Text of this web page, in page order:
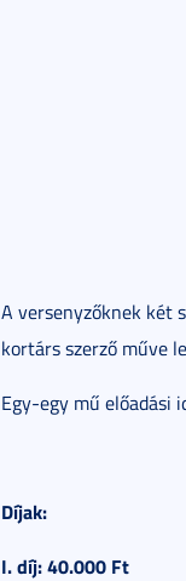
A versenyzőknek két
kortárs szerző műve
Egy-egy mű előadási
Díjak:
I. díj: 40.000 Ft